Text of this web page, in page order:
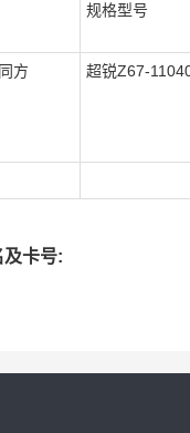
规格型号
方 超锐Z67-
及卡号: